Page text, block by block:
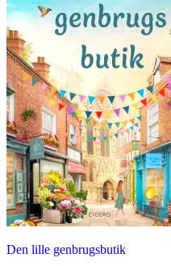
Den lille genbrugsbutik